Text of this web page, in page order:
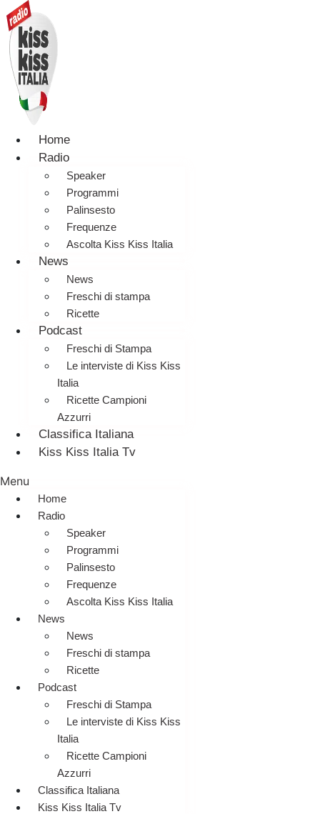
Home
Radio
Speaker
Programmi
Palinsesto
Frequenze
Ascolta Kiss Kiss Italia
News
News
Freschi di stampa
Ricette
Podcast
Freschi di Stampa
Le interviste di Kiss Kiss
Italia
Ricette Campioni
Azzurri
Classifica Italiana
Kiss Kiss Italia Tv
Menu
Home
Radio
Speaker
Programmi
Palinsesto
Frequenze
Ascolta Kiss Kiss Italia
News
News
Freschi di stampa
Ricette
Podcast
Freschi di Stampa
Le interviste di Kiss Kiss
Italia
Ricette Campioni
Azzurri
Classifica Italiana
Kiss Kiss Italia Tv